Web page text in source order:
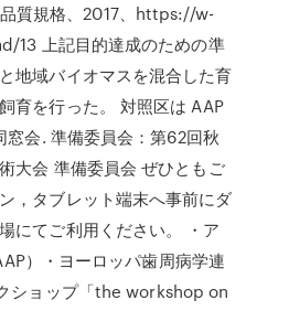
質規格、2017、https://w-
上記目的達成のための準
地域バイオマスを混合した育
育を行った。 対照区は AAP
窓会. 準備委員会：第62回秋
大会 準備委員会 ぜひともご
，タブレット端末へ事前にダ
にてご利用ください。 ・ア
）・ヨーロッパ歯周病学連
ショップ「the workshop on